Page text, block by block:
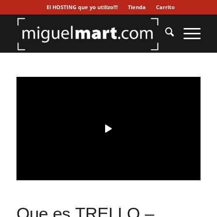
El HOSTING que yo utilizo!!! Tienda Carrito